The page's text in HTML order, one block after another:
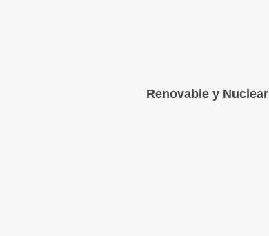
Renovable y Nuclear